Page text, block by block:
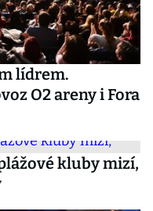
lídrem.
O2 areny i Fora
kluby mizí,